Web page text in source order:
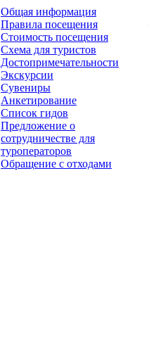
Общая информация
Правила посещения
Стоимость посещения
Схема для туристов
Достопримечательности
Экскурсии
Сувениры
Анкетирование
Список гидов
Предложение о
сотрудничестве для
туроператоров
Обращение с отходами